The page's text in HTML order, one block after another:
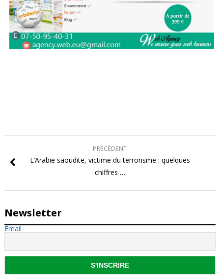
PRÉCÉDENT
L’Arabie saoudite, victime du terrorisme : quelques
chiffres …
Newsletter
Email